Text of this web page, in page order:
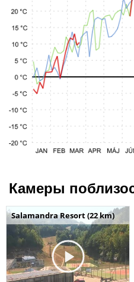
Камеры
Salamandra Resort (22 km)